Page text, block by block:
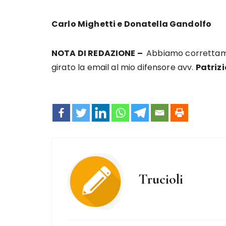
Carlo Mighetti e Donatella Gandolfo
NOTA DI REDAZIONE – Abbiamo
girato la email al mio difensore avv.
Trucioli